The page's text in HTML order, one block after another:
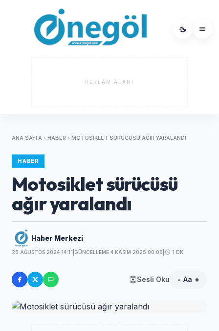
REKLAM ALANI
ANA SAYFA HABER MOTOSIKLET SÜRÜCÜSÜ AĞIR YARALANDI
HABER
Motosiklet sürücüsü
ağır yaralandı
Haber Merkezi
25 AĞUSTOS 2024 14:11 GÜNCELLEME 4 KASIM 2025 00:06 1 DK
Sesli Oku - Aa +